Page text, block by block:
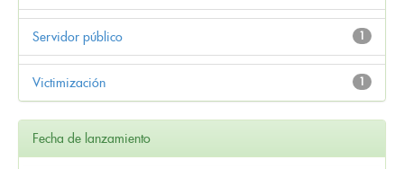
1
Servidor público
1
Victimización
Fecha de lanzamiento